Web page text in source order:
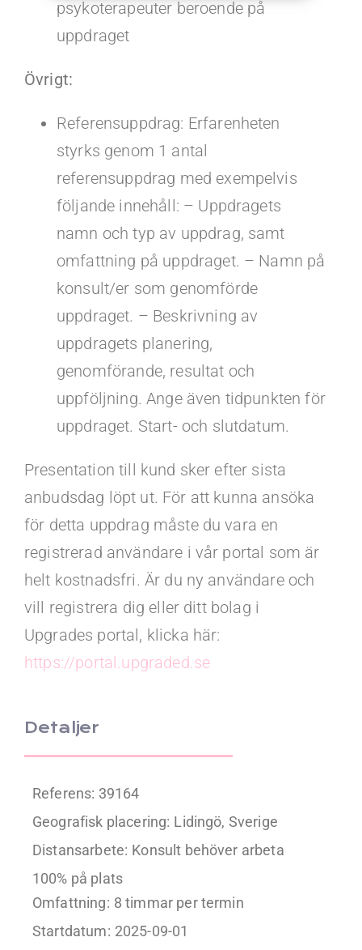
psykoterapeuter beroende på
uppdraget
Övrigt:
Referensuppdrag: Erfarenheten
styrks genom 1 antal
referensuppdrag med exempelvis
följande innehåll: – Uppdragets
namn och typ av uppdrag, samt
omfattning på uppdraget. – Namn på
konsult/er som genomförde
uppdraget. – Beskrivning av
uppdragets planering,
genomförande, resultat och
uppföljning. Ange även tidpunkten för
uppdraget. Start- och slutdatum.
Presentation till kund sker efter sista
anbudsdag löpt ut. För att kunna ansöka
för detta uppdrag måste du vara en
registrerad användare i vår portal som är
helt kostnadsfri. Är du ny användare och
vill registrera dig eller ditt bolag i
Upgrades portal, klicka här:
https://portal.upgraded.se
Detaljer
Referens: 39164
Geografisk placering: Lidingö, Sverige
Distansarbete: Konsult behöver arbeta
100% på plats
Omfattning: 8 timmar per termin
Startdatum: 2025-09-01